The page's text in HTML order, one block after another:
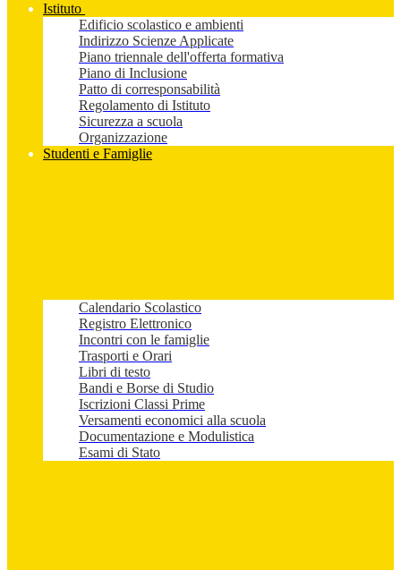
Istituto
Edificio scolastico e ambienti
Indirizzo Scienze Applicate
Piano triennale dell'offerta formativa
Piano di Inclusione
Patto di corresponsabilità
Regolamento di Istituto
Sicurezza a scuola
Organizzazione
Studenti e Famiglie
Calendario Scolastico
Registro Elettronico
Incontri con le famiglie
Trasporti e Orari
Libri di testo
Bandi e Borse di Studio
Iscrizioni Classi Prime
Versamenti economici alla scuola
Documentazione e Modulistica
Esami di Stato